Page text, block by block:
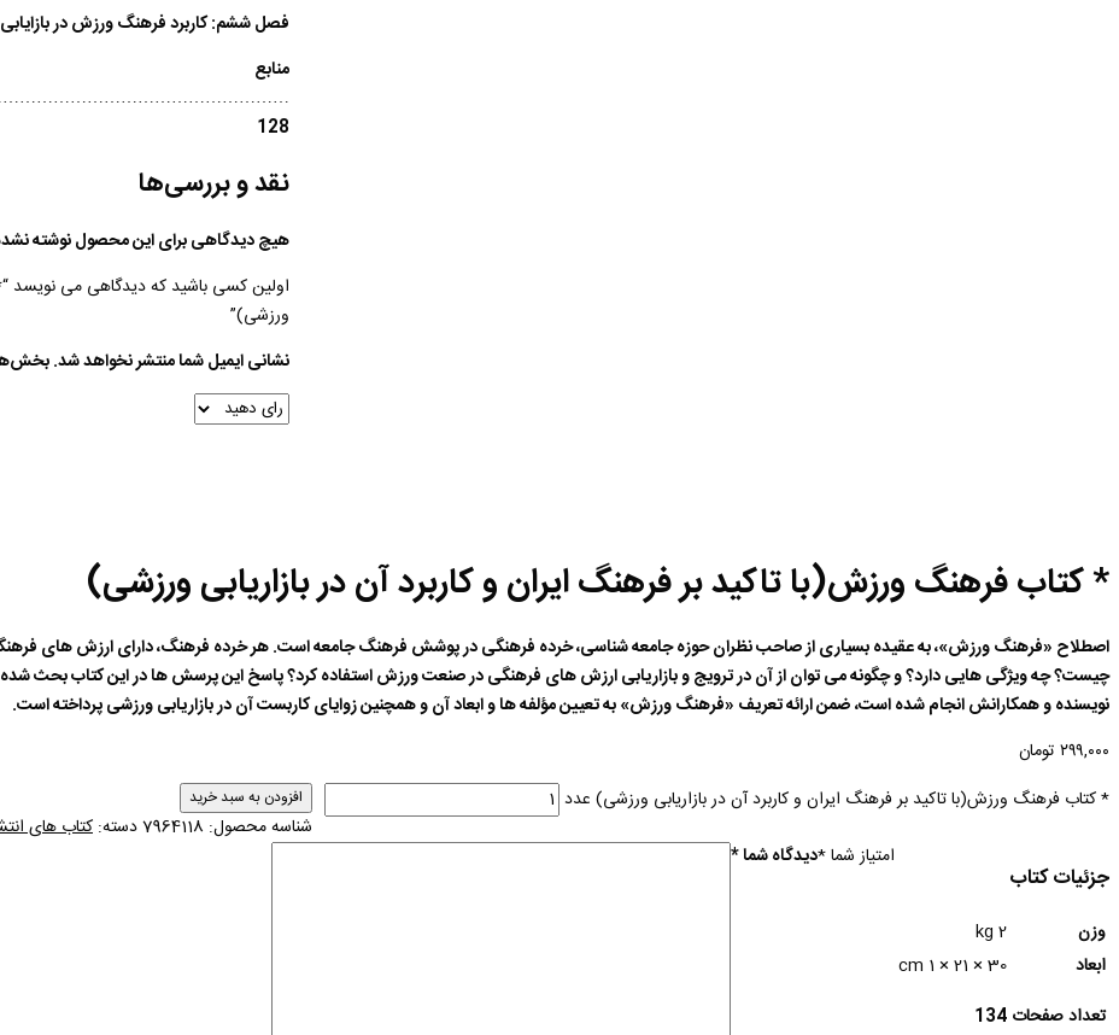
* کتاب فرهنگ ورزش(با تاکید بر فرهنگ ایران و کاربرد آن در بازاریابی ورزشی)
اصطلاح «فرهنگ ورزش»، به عقیده بسیاری از صاحب نظران حوزه جامعه شناسی، خرده فرهنگی در پوشش فرهنگ جامعه است. هر خرده فرهنگ، دارای ارزش های
چیست؟ چه ویژگی هایی دارد؟ و چگونه می توان از آن در ترویج و بازاریابی ارزش های فرهنگی در صنعت ورزش استفاده کرد؟ پاسخ این پرسش ها در این کتاب بحث
نویسنده و همکارانش انجام شده است، ضمن ارائه تعریف «فرهنگ ورزش» به تعیین مؤلفه ها و ابعاد آن و همچنین زوایای کاربست آن در بازاریابی ورزشی پرداخته است.
۲۹۹,۰۰۰ تومان
* کتاب فرهنگ ورزش(با تاکید بر فرهنگ ایران و کاربرد آن در بازاریابی ورزشی) عدد
افزودن به سبد خرید
شناسه محصول: 7964118دسته: کتاب های
جزئیات کتاب
وزن
2 kg
ابعاد
30 × 21 × 1 cm
تعداد صفحات 134
فصل ششم:کاربرد فرهنگ ورزش
منابع
128
نقد و بررسی‌ها
هیچ دیدگاهی برای این محصول نوشته
اولین کسی باشید که دیدگاهی می نویسد “*
ورزشی)”
نشانی ایمیل شما منتشر نخواهد شد.
امتیاز شما*دیدگاه شما*